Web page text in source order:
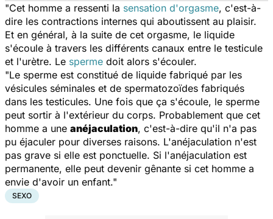
"Cet homme a ressenti la sensation d'orgasme, c'est-à-
dire les contractions internes qui aboutissent au plaisir.
Et en général, à la suite de cet orgasme, le liquide
s'écoule à travers les différents canaux entre le testicule
et l'urètre. Le sperme doit alors s'écouler.
"Le sperme est constitué de liquide fabriqué par les
vésicules séminales et de spermatozoïdes fabriqués
dans les testicules. Une fois que ça s'écoule, le sperme
peut sortir à l'extérieur du corps. Probablement que cet
homme a une anéjaculation, c'est-à-dire qu'il n'a pas
pu éjaculer pour diverses raisons. L'anéjaculation n'est
pas grave si elle est ponctuelle. Si l'anéjaculation est
permanente, elle peut devenir gênante si cet homme a
envie d'avoir un enfant."
SEXO